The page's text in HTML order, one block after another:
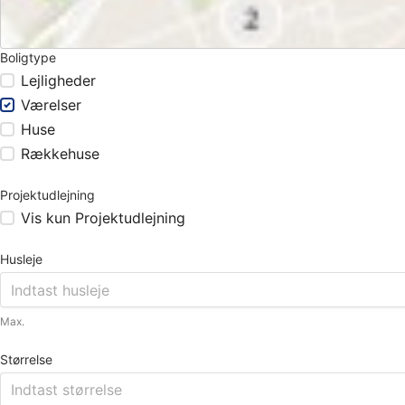
Boligtype
Lejligheder
Værelser
Huse
Rækkehuse
Projektudlejning
Vis kun Projektudlejning
Husleje
Max.
Størrelse